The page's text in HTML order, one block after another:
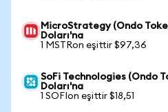
MicroStrategy (Ondo
Doları'na
1 MSTRon eşittir $97,36
SoFi Technologies (Ondo
Doları'na
1 SOFIon eşittir $18,51